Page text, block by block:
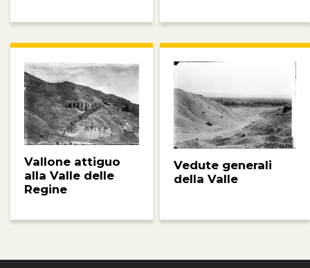
Vallone attiguo
alla Valle delle
Regine
Vedute generali
della Valle